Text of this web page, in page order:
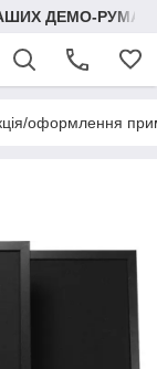
ДЕМО-РУМАХ
оформлення